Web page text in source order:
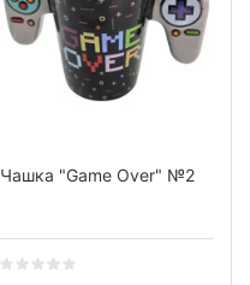
Чашка "Game Over" №2